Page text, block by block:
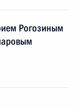
Рогозиным